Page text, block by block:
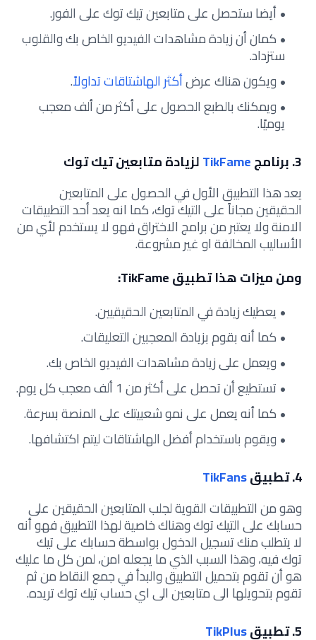
أيضا ستحصل على متابعين تيك توك على الفور.
كمان أن زيادة مشاهدات الفيديو الخاص بك والقلوب
ستزداد.
ويكون هناك عرضأكثر الهاشتاقات تداولاً.
ويمكنك بالطبع الحصول على أكثر من ألف معجب
يوميًا.
3. برنامج
TikFameلزيادة متابعين تيك توك
يعد هذا التطبيق الأول في الحصول على المتابعين
الحقيقين مجاناً على التيك توك، كما انه يعد أحد التطبيقات
الامنة ولا يعتبر من برامج الاختراق فهو لا يستخدم لأي من
الأساليب المخالفة او غير مشروعة.
ومن ميزات هذا تطبيق TikFame:
يعطيك زيادة في المتابعين الحقيقيين.
كما أنه بقوم بزيادة المعجبين التعليقات.
ويعمل على زيادة مشاهدات الفيديو الخاص بك.
تستطيع أن تحصل على أكثر من 1 ألف معجب كل يوم.
كما أنه يعمل على نمو شعبيتك على المنصة بسرعة.
ويقوم باستخدام أفضل الهاشتاقات ليتم اكتشافها.
4. تطبيق
TikFans
وهو من التطبيقات القوية لجلب المتابعين الحقيقين على
حسابك على التيك توك وهناك خاصية لهذا التطبيق فهو أنه
لا يتطلب منك تسجيل الدخول بواسطة حسابك على تيك
توك فيه، وهذا السبب الذي ما يجعله امن، لمن كل ما عليك
هو أن تقوم بتحميل التطبيق والبدأ في جمع النقاط من ثم
تقوم بتحويلها الى متابعين الى اي حساب تيك توك تريده.
5. تطبيق
TikPlus